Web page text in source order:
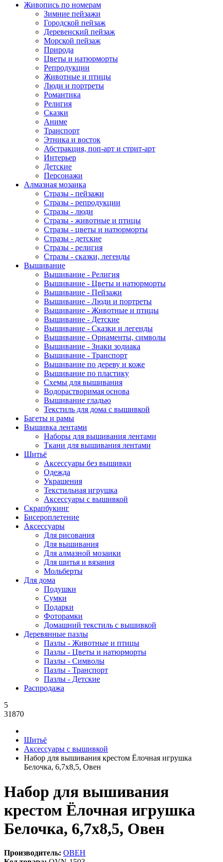
Живопись по номерам
Зимние пейзажи
Городской пейзаж
Деревенский пейзаж
Морской пейзаж
Природа
Цветы и натюрморты
Репродукции
Животные и птицы
Люди и портреты
Романтика
Религия
Сказки
Аниме
Транспорт
Этника и восток
Абстракция, поп-арт и стрит-арт
Интерьер
Детские
Персонажи
Алмазная мозаика
Стразы - пейзажи
Стразы - репродукции
Стразы - люди
Стразы - животные и птицы
Стразы - цветы и натюрморты
Стразы - детские
Стразы - религия
Стразы - сказки, легенды
Вышивание
Вышивание - Религия
Вышивание - Цветы и натюрморты
Вышивание - Пейзажи
Вышивание - Люди и портреты
Вышивание - Животные и птицы
Вышивание - Детские
Вышивание - Сказки и легенды
Вышивание - Орнаменты, символы
Вышивание - Знаки зодиака
Вышивание - Транспорт
Вышивание по дереву и коже
Вышивание по пластику
Схемы для вышивания
Водорастворимая основа
Вышивание гладью
Текстиль для дома с вышивкой
Багеты и рамы
Вышивка лентами
Наборы для вышивания лентами
Ткани для вышивания лентами
Шитьё
Аксессуары без вышивки
Одежда
Украшения
Текстильная игрушка
Аксессуары с вышивкой
Скрапбукинг
Бисероплетение
Аксессуары
Для рисования
Для вышивания
Для алмазной мозаики
Для шитья и вязания
Мольберты
Для дома
Подушки
Сумки
Подарки
Фоторамки
Домашний текстиль с вышивкой
Деревянные пазлы
Пазлы - Животные и птицы
Пазлы - Цветы и натюрморты
Пазлы - Символы
Пазлы - Транспорт
Пазлы - Детские
Распродажа
5
31870
Шитьё
Аксессуары с вышивкой
Набор для вышивания крестом Ёлочная игрушка
Белочка, 6,7x8,5, Овен
Набор для вышивания
крестом Ёлочная игрушка
Белочка, 6,7x8,5, Овен
Производитель: ОВЕН